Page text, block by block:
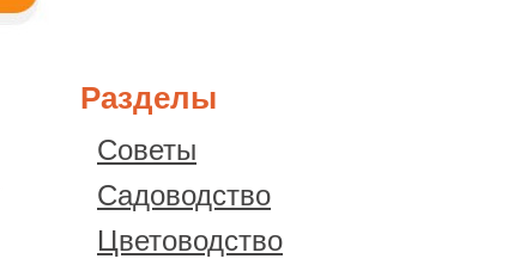
Разделы
Советы
Садоводство
Цветоводство